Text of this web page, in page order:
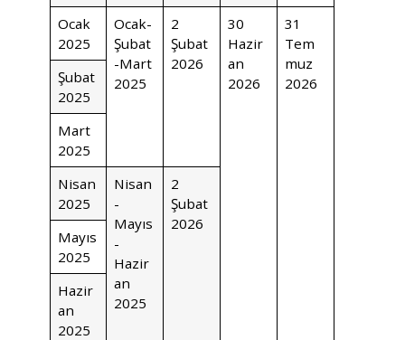
Ocak
2025
Ocak-
Şubat
-Mart
2025
2
Şubat
2026
30
Hazir
an
2026
31
Tem
muz
2026
Şubat
2025
Mart
2025
Nisan
2025
Nisan
-
Mayıs
-
Hazir
an
2025
2
Şubat
2026
Mayıs
2025
Hazir
an
2025